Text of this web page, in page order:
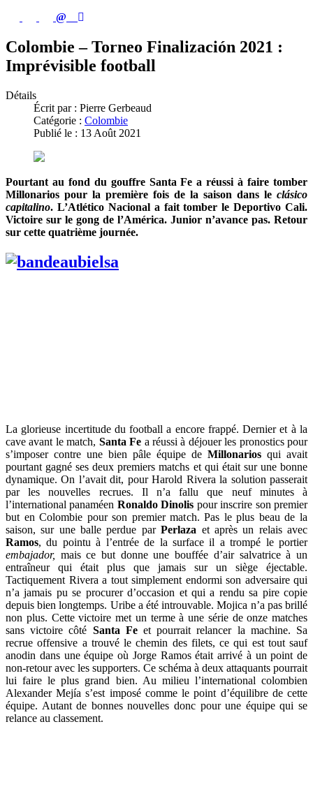
Colombie – Torneo Finalización 2021 :
Imprévisible football
Détails
Écrit par : Pierre Gerbeaud
Catégorie : Colombie
Publié le : 13 Août 2021
Pourtant au fond du gouffre Santa Fe a réussi à faire tomber
Millonarios pour la première fois de la saison dans le clásico
capitalino. L’Atlético Nacional a fait tomber le Deportivo Cali.
Victoire sur le gong de l’América. Junior n’avance pas. Retour
sur cette quatrième journée.
La glorieuse incertitude du football a encore frappé. Dernier et à la
cave avant le match, Santa Fe a réussi à déjouer les pronostics pour
s’imposer contre une bien pâle équipe de Millonarios qui avait
pourtant gagné ses deux premiers matchs et qui était sur une bonne
dynamique. On l’avait dit, pour Harold Rivera la solution passerait
par les nouvelles recrues. Il n’a fallu que neuf minutes à
l’international panaméen Ronaldo Dinolis pour inscrire son premier
but en Colombie pour son premier match. Pas le plus beau de la
saison, sur une balle perdue parPerlaza et après un relais avec
Ramos, du pointu à l’entrée de la surface il a trompé le portier
embajador, mais ce but donne une bouffée d’air salvatrice à un
entraîneur qui était plus que jamais sur un siège éjectable.
Tactiquement Rivera a tout simplement endormi son adversaire qui
n’a jamais pu se procurer d’occasion et qui a rendu sa pire copie
depuis bien longtemps. Uribe a été introuvable. Mojica n’a pas brillé
non plus. Cette victoire met un terme à une série de onze matches
sans victoire côté Santa Feet pourrait relancer la machine. Sa
recrue offensive a trouvé le chemin des filets, ce qui est tout sauf
anodin dans une équipe où Jorge Ramos était arrivé à un point de
non-retour avec les supporters. Ce schéma à deux attaquants pourrait
lui faire le plus grand bien. Au milieu l’international colombien
Alexander Mejía s’est imposé comme le point d’équilibre de cette
équipe. Autant de bonnes nouvelles donc pour une équipe qui se
relance au classement.